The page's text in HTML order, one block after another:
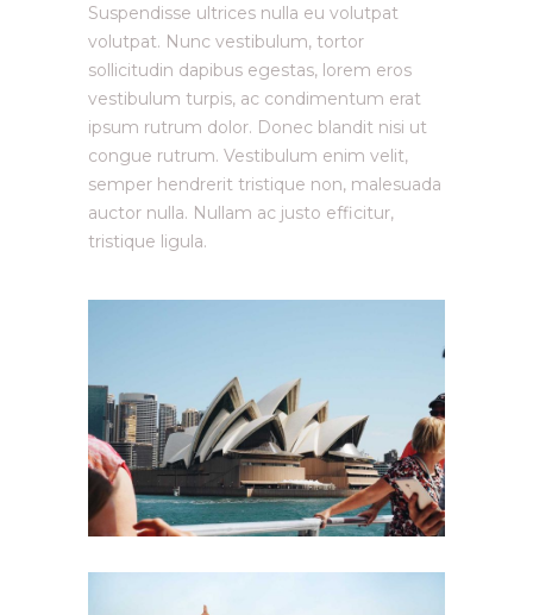
Suspendisse ultrices nulla eu volutpat
volutpat. Nunc vestibulum, tortor
sollicitudin dapibus egestas, lorem eros
vestibulum turpis, ac condimentum erat
ipsum rutrum dolor. Donec blandit nisi ut
congue rutrum. Vestibulum enim velit,
semper hendrerit tristique non, malesuada
auctor nulla. Nullam ac justo efficitur,
tristique ligula.